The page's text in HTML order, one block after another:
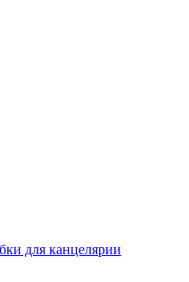
для канцелярии